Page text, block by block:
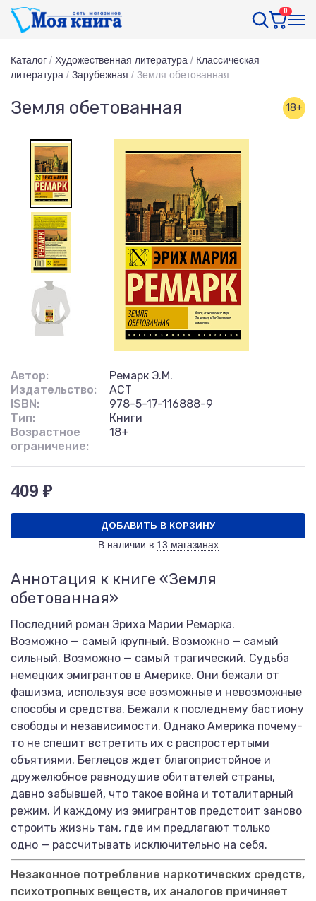
0
Каталог / Художественная литература / Классическая
литература / Зарубежная / Земля обетованная
Земля обетованная 18+
Автор:
Ремарк Э.М.
Издательство:
АСТ
ISBN:
978-5-17-116888-9
Тип:
Книги
Возрастное
ограничение:
18+
409 ₽
ДОБАВИТЬ В КОРЗИНУ
В наличии в 13 магазинах
Аннотация к книге «Земля
обетованная»
Последний роман Эриха Марии Ремарка.
Возможно — самый крупный. Возможно — самый
сильный. Возможно — самый трагический. Судьба
немецких эмигрантов в Америке. Они бежали от
фашизма, используя все возможные и невозможные
способы и средства. Бежали к последнему бастиону
свободы и независимости. Однако Америка почему-
то не спешит встретить их с распростертыми
объятиями. Беглецов ждет благопристойное и
дружелюбное равнодушие обитателей страны,
давно забывшей, что такое война и тоталитарный
режим. И каждому из эмигрантов предстоит заново
строить жизнь там, где им предлагают только
одно — рассчитывать исключительно на себя.
Незаконное потребление наркотических средств,
психотропных веществ, их аналогов причиняет